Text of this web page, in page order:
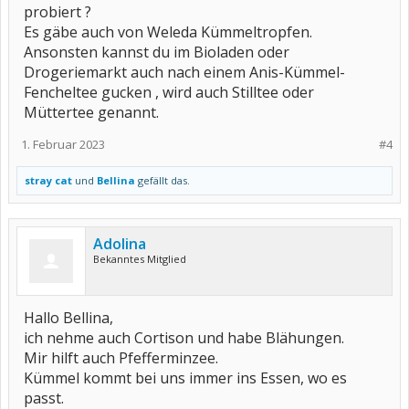
probiert ?
Es gäbe auch von Weleda Kümmeltropfen.
Ansonsten kannst du im Bioladen oder
Drogeriemarkt auch nach einem Anis-Kümmel-
Fencheltee gucken , wird auch Stilltee oder
Müttertee genannt.
#4
1. Februar 2023
stray cat und Bellina gefällt das.
Adolina
Bekanntes Mitglied
Hallo Bellina,
ich nehme auch Cortison und habe Blähungen.
Mir hilft auch Pfefferminzee.
Kümmel kommt bei uns immer ins Essen, wo es
passt.